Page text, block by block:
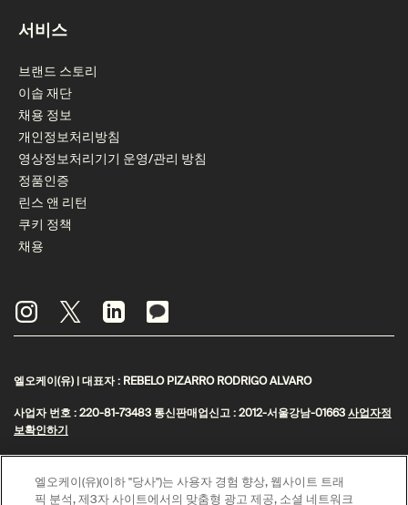
서비스
브랜드 스토리
이솝 재단
채용 정보
개인정보처리방침
영상정보처리기기 운영/관리 방침
정품인증
린스 앤 리턴
쿠키 정책
채용
엘오케이(유) | 대표자 : REBELO PIZARRO RODRIGO ALVARO
사업자 번호 : 220-81-73483 통신판매업신고 : 2012-서울강남-01663사업자정
보확인하기
© Aesop
엘오케이(유)(이하 "당사")는 사용자 경험 향상, 웹사이트 트래
픽 분석, 제3자 사이트에서의 맞춤형 광고 제공, 소셜 네트워크